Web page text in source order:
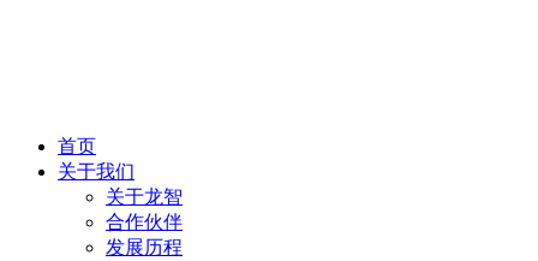
首页
关于我们
关于龙智
合作伙伴
发展历程